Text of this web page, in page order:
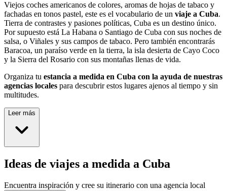
Viejos coches americanos de colores, aromas de hojas de tabaco y
fachadas en tonos pastel, este es el vocabulario de un viaje a Cuba.
Tierra de contrastes y pasiones políticas, Cuba es un destino único.
Por supuesto está La Habana o Santiago de Cuba con sus noches de
salsa, o Viñales y sus campos de tabaco. Pero también encontrarás
Baracoa, un paraíso verde en la tierra, la isla desierta de Cayo Coco
y la Sierra del Rosario con sus montañas llenas de vida.
Organiza tu estancia a medida en Cuba con la ayuda de nuestras
agencias locales para descubrir estos lugares ajenos al tiempo y sin
multitudes.
Leer más
Ideas de viajes a medida a Cuba
Encuentra inspiración y cree su itinerario con una agencia local